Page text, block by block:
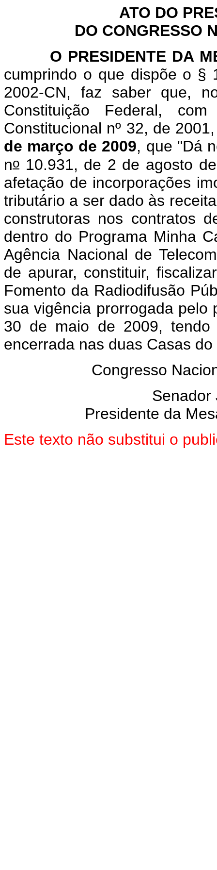
ATO DO
DO CONGRESSO
O PRESIDENTE DA
cumprindo o que dispõe o §
2002-CN, faz saber que,
Constituição Federal,
Constitucional nº 32, de
de março de 2009, que "Dá
no 10.931, de 2 de agosto
afetação de incorporações
tributário a ser dado às
construtoras nos contratos
dentro do Programa Minha
Agência Nacional de
de apurar, constituir,
Fomento da Radiodifusão
sua vigência prorrogada
30 de maio de 2009,
encerrada nas duas Casas
Congresso
Senador
Presidente da
Este texto não substitui o